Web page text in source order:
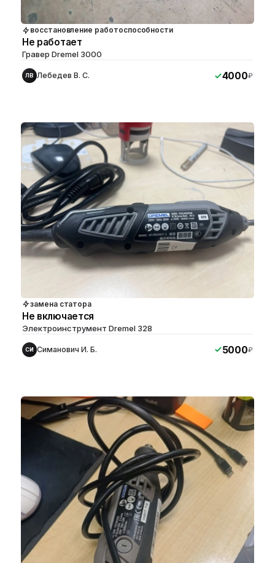
восстановление работоспособности
Не работает
Гравер Dremel 3000
ЛВ Лебедев В. С. 4000₽
замена статора
Не включается
Электроинструмент Dremel 328
СИ Симанович И. Б. 5000₽